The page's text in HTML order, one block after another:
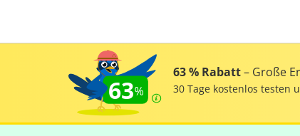
63
63 % Rabatt– Große
30 Tage kostenlos testen